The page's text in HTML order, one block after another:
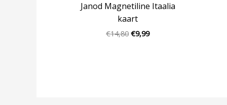
Janod Magnetiline Itaalia
kaart
€14,80 €9,99